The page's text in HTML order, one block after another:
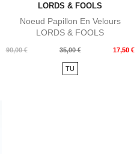
LORDS & FOOLS
Noeud Papillon En Velours
LORDS & FOOLS
90,00 €
Prix
35,00 € 17,50 €
Prix
TU